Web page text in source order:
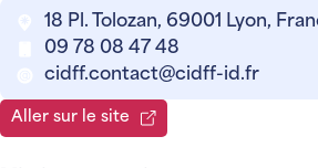
18 Pl. Tolozan, 69001 Lyon,
09 78 08 47 48
cidff.contact@cidff-id.fr
Aller sur le site